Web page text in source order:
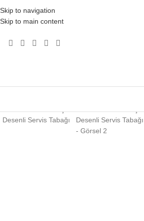
Skip to navigation
Skip to main content